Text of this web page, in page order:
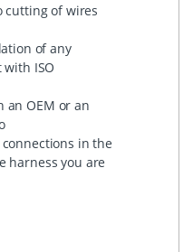
cutting of wires
of any
ISO
an OEM or an
connections in the
harness you are